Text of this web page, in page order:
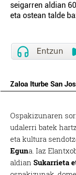
seigarren aldian
eta ostean talde
Zaloa Iturbe San
Ospakizunaren
udalerri batek
eta kultura
Eguna. Iaz
aldian Sukarrieta